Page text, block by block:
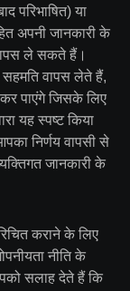
परिभाषित) या
अपनी जानकारी के
ले सकते हैं।
सहमति वापस लेते हैं,
पाएंगे जिसके लिए
यह स्पष्ट किया
निर्णय वापसी से
जानकारी के
कराने के लिए
नीति के
सलाह देते हैं कि